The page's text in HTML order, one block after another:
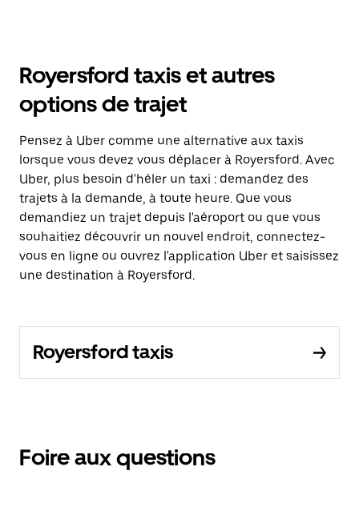
Royersford taxis et autres
options de trajet
Pensez à Uber comme une alternative aux taxis
lorsque vous devez vous déplacer à Royersford. Avec
Uber, plus besoin d'héler un taxi : demandez des
trajets à la demande, à toute heure. Que vous
demandiez un trajet depuis l'aéroport ou que vous
souhaitiez découvrir un nouvel endroit, connectez-
vous en ligne ou ouvrez l'application Uber et saisissez
une destination à Royersford.
Royersford taxis
Foire aux questions